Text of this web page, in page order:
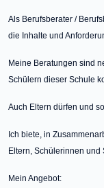
Als Berufsberater /
die Inhalte und
Meine Beratungen sind
Schülern dieser Schule
Auch Eltern dürfen und
Ich biete, in
Eltern, Schülerinnen und
Mein Angebot: